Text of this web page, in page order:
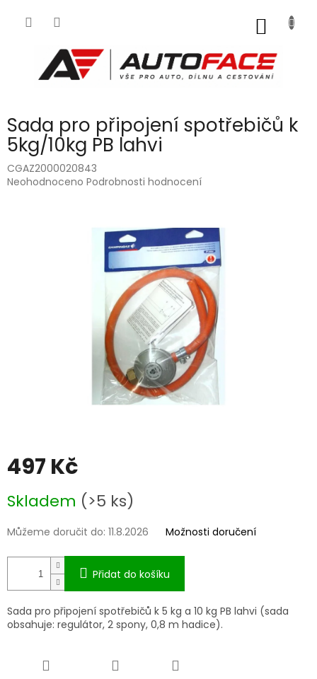
Sada pro připojení spotřebičů k
5kg/10kg PB lahvi
CGAZ2000020843
Průměrné
Neohodnoceno Podrobnosti hodnocení
497 Kč
cena:
Skladem (>5 ks)
Můžeme doručit do: 11.8.2026 Možnosti doručení
Přidat do košíku
Sada pro připojení spotřebičů k 5 kg a 10 kg PB lahvi (sada
obsahuje: regulátor, 2 spony, 0,8 m hadice).